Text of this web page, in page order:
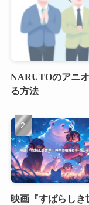
NARUTOのアニ
る方法
映画『すばらしき